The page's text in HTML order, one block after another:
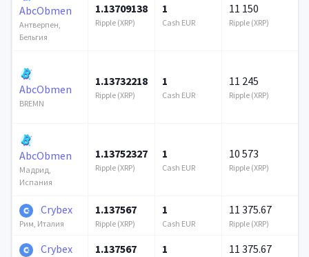
AbcObmen
Антверпен,
Бельгия
1.13709138
Ripple (XRP)
1
Cash EUR
11 150
Ripple (XRP)
AbcObmen
BREMN
1.13732218
Ripple (XRP)
1
Cash EUR
11 245
Ripple (XRP)
AbcObmen
Мадрид,
Испания
1.13752327
Ripple (XRP)
1
Cash EUR
10 573
Ripple (XRP)
Crybex
Рим, Италия
1.137567
Ripple (XRP)
1
Cash EUR
11 375.67
Ripple (XRP)
Crybex 1.137567 1 11 375.67